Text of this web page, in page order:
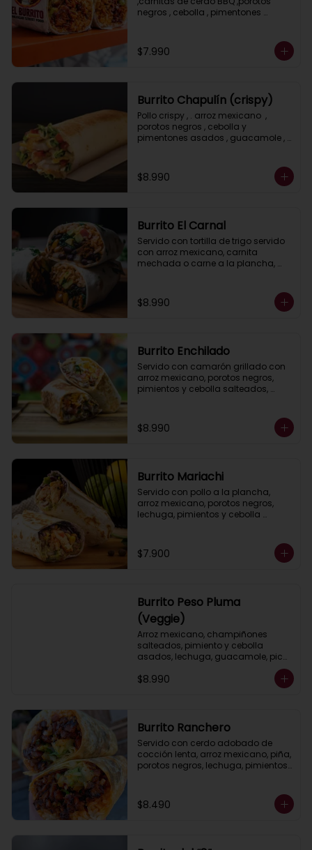
negros , cebolla , pimentones
$7.990
Burrito Chapulín (crispy)
Pollo crispy , . arroz mexicano  ,
porotos negros , cebolla y
pimentones asados , guacamole ,
$8.990
Burrito El Carnal
Servido con tortilla de trigo servido
con arroz mexicano, carnita
mechada o carne a la plancha,
ranch (crema ácida).
$8.990
Burrito Enchilado
Servido con camarón grillado con
arroz mexicano, porotos negros,
pimientos y cebolla salteados,
$8.990
Burrito Mariachi
Servido con pollo a la plancha,
arroz mexicano, porotos negros,
lechuga, pimientos y cebolla
$7.900
Burrito Peso Pluma
(Veggie)
Arroz mexicano, champiñones
salteados, pimiento y cebolla
asados, lechuga, guacamole, pico
ácida).
$8.990
Burrito Ranchero
Servido con cerdo adobado de
cocción lenta, arroz mexicano, piña,
porotos negros, lechuga, pimientos
ácida).
$8.490